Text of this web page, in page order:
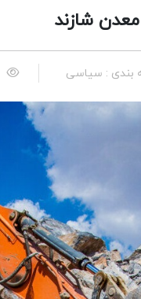
شازند
بندی : سیاسی